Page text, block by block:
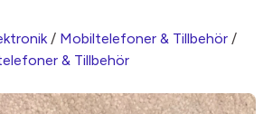
/ Mobiltelefoner & Tillbehör /
& Tillbehör